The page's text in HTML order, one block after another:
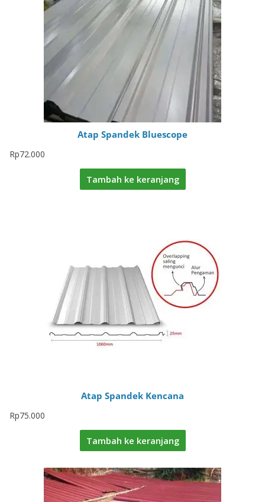
Atap Spandek Bluescope
Rp72.000
Tambah ke keranjang
Atap Spandek Kencana
Rp75.000
Tambah ke keranjang